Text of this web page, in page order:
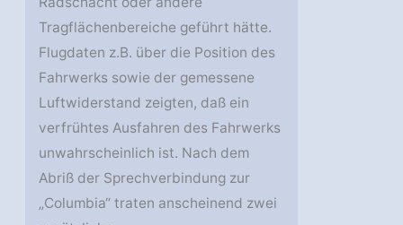
Tragflächenbereiche geführt hätte.
Flugdaten z.B. über die Position des
Fahrwerks sowie der gemessene
Luftwiderstand zeigten, daß ein
verfrühtes Ausfahren des Fahrwerks
unwahrscheinlich ist. Nach dem
Abriß der Sprechverbindung zur
„Columbia“ traten anscheinend zwei